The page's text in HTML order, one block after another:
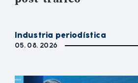
Industria periodística
05. 08. 2026